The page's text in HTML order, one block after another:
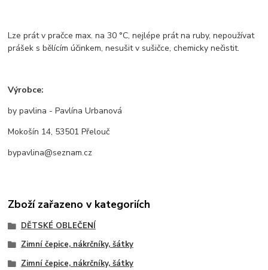
Lze prát v pračce max. na 30 °C, nejlépe prát na ruby, nepoužívat
prášek s bělícím účinkem, nesušit v sušičce, chemicky nečistit.
Výrobce:
by pavlina - Pavlína Urbanová
Mokošín 14, 53501 Přelouč
bypavlina@seznam.cz
Zboží zařazeno v kategoriích
DĚTSKÉ OBLEČENÍ
Zimní čepice, nákrčníky, šátky
Zimní čepice, nákrčníky, šátky